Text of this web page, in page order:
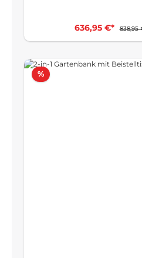
636,95 €* 838,95
%Rabatt